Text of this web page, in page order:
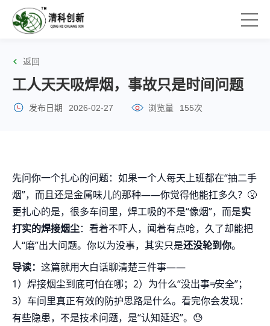
返回
工人天天吸焊烟，事故只是时间问题
发布日期 2026-02-27 浏览量 155次
先问你一个扎心的问题：如果一个人每天上班都在“抽二手
烟”，而且还是金属味儿的那种——你觉得他能扛多久？🤧
更扎心的是，很多车间里，焊工吸的不是“像烟”，而是实
打实的焊接烟尘：看着不吓人，闻着有点呛，久了却能把
人“磨”出大问题。你以为没事，其实只是还没轮到你。
导读： 这篇就用大白话聊清楚三件事——
1）焊接烟尘到底可怕在哪；2）为什么“没出事≠安全”；
3）车间里真正有效的防护思路是什么。看完你会发现：
有些隐患，不是技术问题，是“认知延迟”。😓